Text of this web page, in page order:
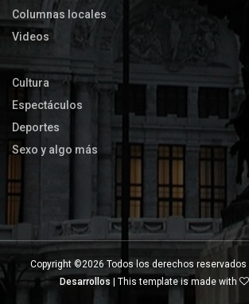
Columnas locales
Videos
Cultura
Espectáculos
Deportes
Sexo y algo más
Copyright ©2026 Todos los derechos reservados |
Desarrollos | This template is made with